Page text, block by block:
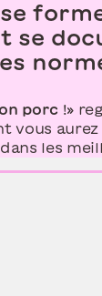
se
se
porc !»
vous
les